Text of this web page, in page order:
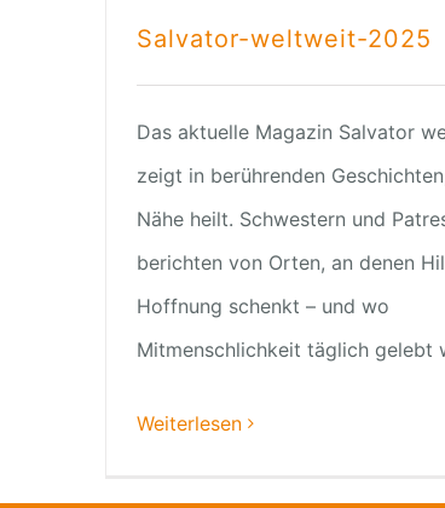
Salvator-weltweit-2025
Das aktuelle Magazin Salvator
zeigt in berührenden
Nähe heilt. Schwestern und
berichten von Orten, an denen
Hoffnung schenkt – und wo
Mitmenschlichkeit täglich gelebt
Weiterlesen